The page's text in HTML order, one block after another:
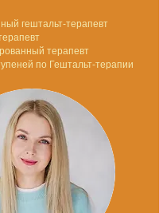
гештальт-терапевт
терапевт
по Гештальт-терапии